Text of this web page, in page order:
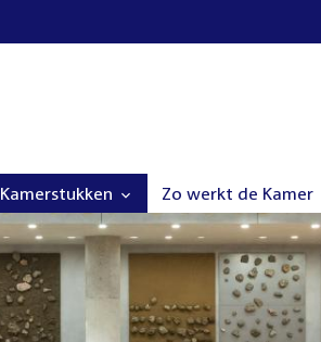
Kamerstukken Zo werkt de Kamer